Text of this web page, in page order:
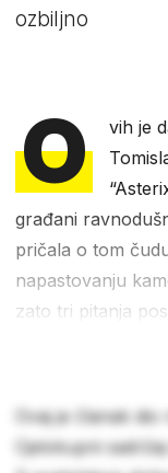
ozbiljno
O
vih je
građani
pričala o tom
napastovanju
zato tri pitanja
Ovaj je članak
Cjelokupni